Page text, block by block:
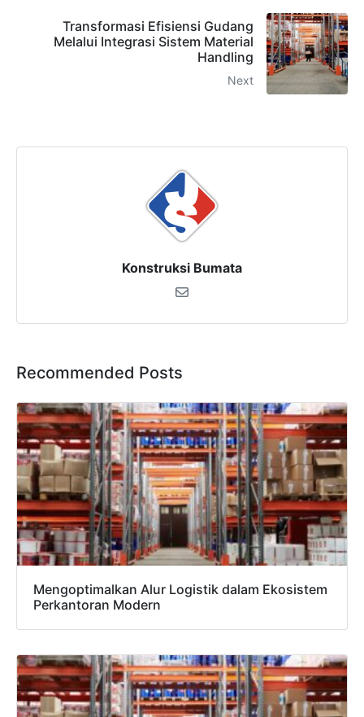
Transformasi Efisiensi Gudang
Melalui Integrasi Sistem Material
Handling
Next
Konstruksi Bumata
Recommended Posts
Mengoptimalkan Alur Logistik dalam Ekosistem
Perkantoran Modern